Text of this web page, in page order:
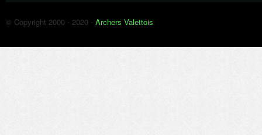
© Copyright 2000 - 2020 - Archers Valettois